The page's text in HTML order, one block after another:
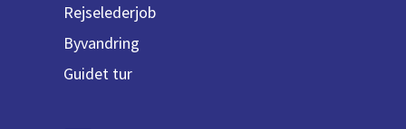
Rejselederjob
Byvandring
Guidet tur